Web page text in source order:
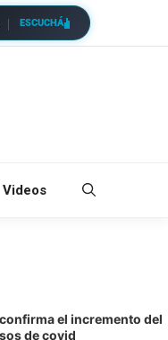
ESCUCHÁ
Videos
el incremento del
de covid